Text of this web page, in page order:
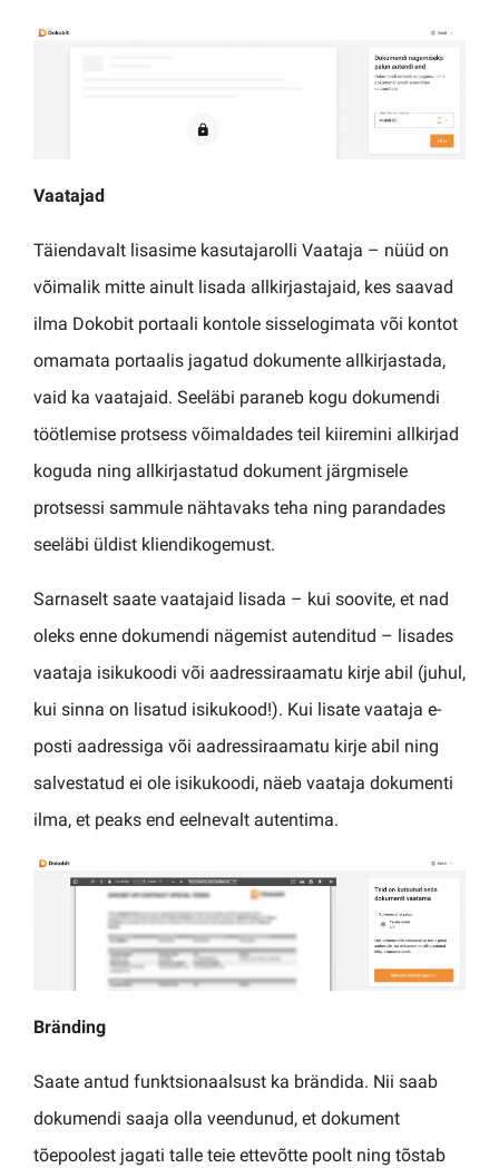
Vaatajad
Täiendavalt lisasime kasutajarolli Vaataja – nüüd on
võimalik mitte ainult lisada allkirjastajaid, kes saavad
ilma Dokobit portaali kontole sisselogimata või kontot
omamata portaalis jagatud dokumente allkirjastada,
vaid ka vaatajaid. Seeläbi paraneb kogu dokumendi
töötlemise protsess võimaldades teil kiiremini allkirjad
koguda ning allkirjastatud dokument järgmisele
protsessi sammule nähtavaks teha ning parandades
seeläbi üldist kliendikogemust.
Sarnaselt saate vaatajaid lisada – kui soovite, et nad
oleks enne dokumendi nägemist autenditud – lisades
vaataja isikukoodi või aadressiraamatu kirje abil (juhul,
kui sinna on lisatud isikukood!). Kui lisate vaataja e-
posti aadressiga või aadressiraamatu kirje abil ning
salvestatud ei ole isikukoodi, näeb vaataja dokumenti
ilma, et peaks end eelnevalt autentima.
Bränding
Saate antud funktsionaalsust ka brändida. Nii saab
dokumendi saaja olla veendunud, et dokument
tõepoolest jagati talle teie ettevõtte poolt ning tõstab